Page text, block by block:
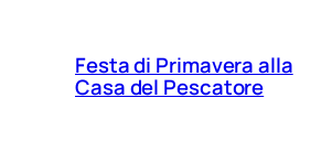
Festa di Primavera alla
Casa del Pescatore